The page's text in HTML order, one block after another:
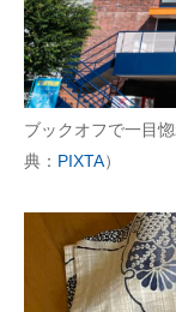
ブックオフで一目
典： PIXTA）